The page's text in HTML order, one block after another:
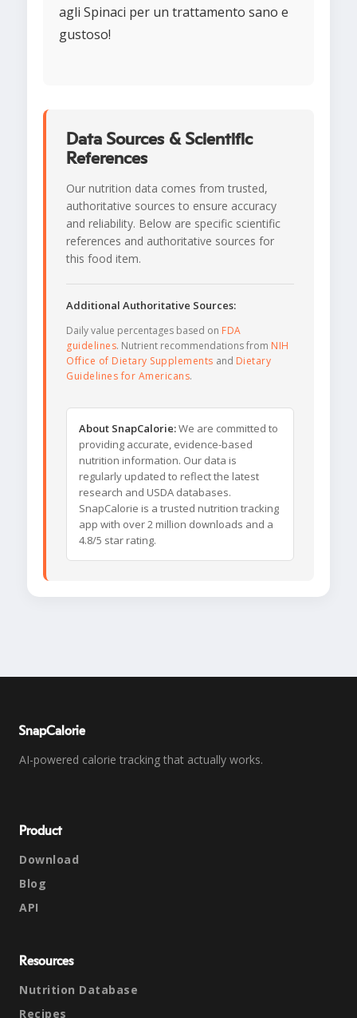
agli Spinaci per un trattamento sano e
gustoso!
Data Sources & Scientific
References
Our nutrition data comes from trusted,
authoritative sources to ensure accuracy
and reliability. Below are specific scientific
references and authoritative sources for
this food item.
Additional Authoritative Sources:
Daily value percentages based on FDA
guidelines. Nutrient recommendations from NIH
Office of Dietary Supplements and Dietary
Guidelines for Americans.
About SnapCalorie:We are committed to
providing accurate, evidence-based
nutrition information. Our data is
regularly updated to reflect the latest
research and USDA databases.
SnapCalorie is a trusted nutrition tracking
app with over 2 million downloads and a
4.8/5 star rating.
SnapCalorie
AI-powered calorie tracking that actually works.
Product
Download
Blog
API
Resources
Nutrition Database
Recipes